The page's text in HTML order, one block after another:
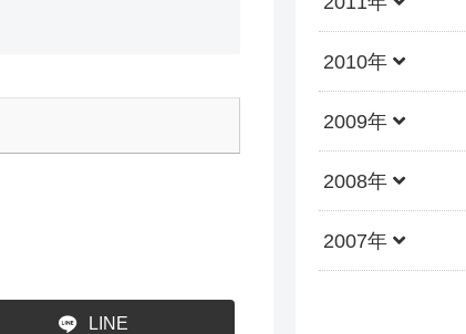
LINE
2010年
2009年
2008年
2007年